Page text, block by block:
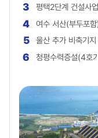
3 평택2단계 건설사
4 여수 서산(부두포
5 울산 추가 비축기
6 청평수력증설(4호